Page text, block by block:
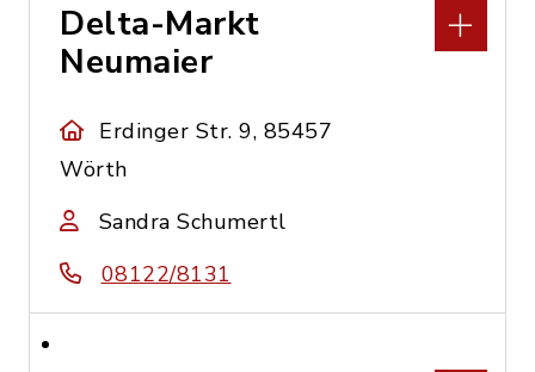
Delta-Markt
Neumaier
Erdinger Str. 9, 85457
Wörth
Sandra Schumertl
08122/8131